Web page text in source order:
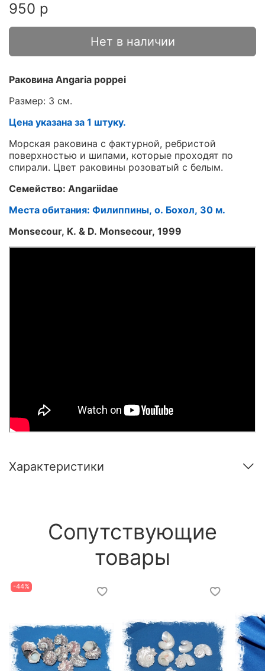
950 р
Нет в наличии
Раковина Angaria poppei
Размер: 3 см.
Цена указана за 1 штуку.
Морская раковина с фактурной, ребристой
поверхностью и шипами, которые проходят по
спирали. Цвет раковины розоватый с белым.
Семейство: Angariidae
Места обитания: Филиппины, о. Бохол, 30 м.
Monsecour, K. & D. Monsecour, 1999
Характеристики
Сопутствующие
товары
-44%